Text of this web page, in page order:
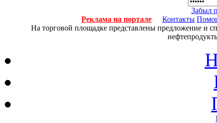
Забыл
Реклама на портале
Контакты
На торговой площадке представлены предложение и